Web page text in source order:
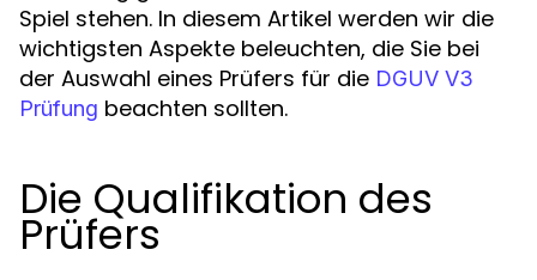
Spiel stehen. In diesem Artikel werden wir die
wichtigsten Aspekte beleuchten, die Sie bei
der Auswahl eines Prüfers für die DGUV V3
Prüfung beachten sollten.
Die Qualifikation des
Prüfers